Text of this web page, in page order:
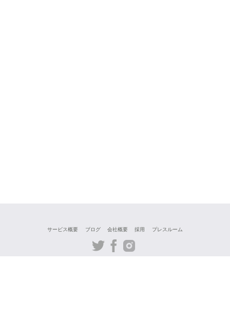
サービス概要 ブログ 会社概要 採用 プレスルーム
TwitterFacebookInstagram